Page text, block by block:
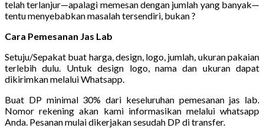
telah terlanjur—apalagi memesan dengan jumlah yang banyak—
tentu menyebabkan masalah tersendiri, bukan ?
Cara Pemesanan Jas Lab
Setuju/Sepakat buat harga, design, logo, jumlah, ukuran pakaian
terlebih dulu. Untuk design logo, nama dan ukuran dapat
dikirimkan melalui Whatsapp.
Buat DP minimal 30% dari keseluruhan pemesanan jas lab.
Nomor rekening akan kami informasikan melalui whatsapp
Anda. Pesanan mulai dikerjakan sesudah DP di transfer.